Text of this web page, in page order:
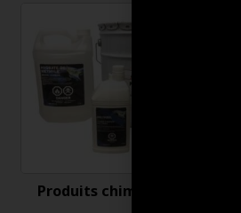
Produits chimiques